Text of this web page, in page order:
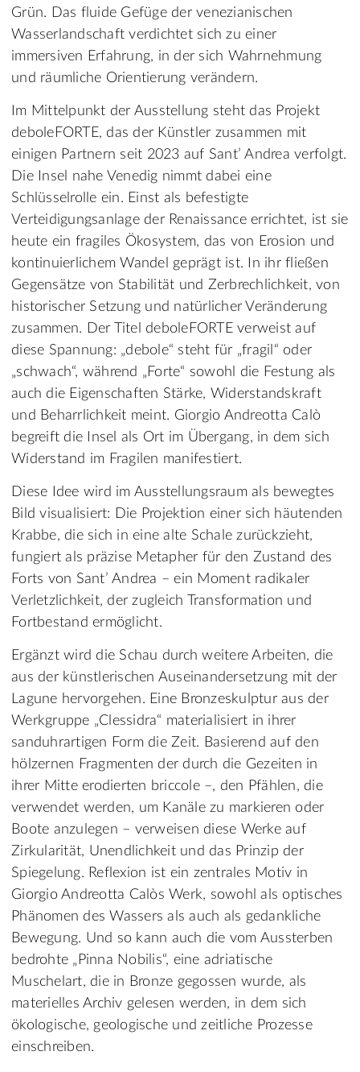
Grün. Das fluide Gefüge der venezianischen
Wasserlandschaft verdichtet sich zu einer
immersiven Erfahrung, in der sich Wahrnehmung
und räumliche Orientierung verändern.
Im Mittelpunkt der Ausstellung steht das Projekt
deboleFORTE, das der Künstler zusammen mit
einigen Partnern seit 2023 auf Sant’ Andrea verfolgt.
Die Insel nahe Venedig nimmt dabei eine
Schlüsselrolle ein. Einst als befestigte
Verteidigungsanlage der Renaissance errichtet, ist sie
heute ein fragiles Ökosystem, das von Erosion und
kontinuierlichem Wandel geprägt ist. In ihr fließen
Gegensätze von Stabilität und Zerbrechlichkeit, von
historischer Setzung und natürlicher Veränderung
zusammen. Der Titel deboleFORTE verweist auf
diese Spannung: „debole“ steht für „fragil“ oder
„schwach“, während „Forte“ sowohl die Festung als
auch die Eigenschaften Stärke, Widerstandskraft
und Beharrlichkeit meint. Giorgio Andreotta Calò
begreift die Insel als Ort im Übergang, in dem sich
Widerstand im Fragilen manifestiert.
Diese Idee wird im Ausstellungsraum als bewegtes
Bild visualisiert: Die Projektion einer sich häutenden
Krabbe, die sich in eine alte Schale zurückzieht,
fungiert als präzise Metapher für den Zustand des
Forts von Sant’ Andrea – ein Moment radikaler
Verletzlichkeit, der zugleich Transformation und
Fortbestand ermöglicht.
Ergänzt wird die Schau durch weitere Arbeiten, die
aus der künstlerischen Auseinandersetzung mit der
Lagune hervorgehen. Eine Bronzeskulptur aus der
Werkgruppe „Clessidra“ materialisiert in ihrer
sanduhrartigen Form die Zeit. Basierend auf den
hölzernen Fragmenten der durch die Gezeiten in
ihrer Mitte erodierten briccole –, den Pfählen, die
verwendet werden, um Kanäle zu markieren oder
Boote anzulegen – verweisen diese Werke auf
Zirkularität, Unendlichkeit und das Prinzip der
Spiegelung. Reflexion ist ein zentrales Motiv in
Giorgio Andreotta Calòs Werk, sowohl als optisches
Phänomen des Wassers als auch als gedankliche
Bewegung. Und so kann auch die vom Aussterben
bedrohte „Pinna Nobilis“, eine adriatische
Muschelart, die in Bronze gegossen wurde, als
materielles Archiv gelesen werden, in dem sich
ökologische, geologische und zeitliche Prozesse
einschreiben.